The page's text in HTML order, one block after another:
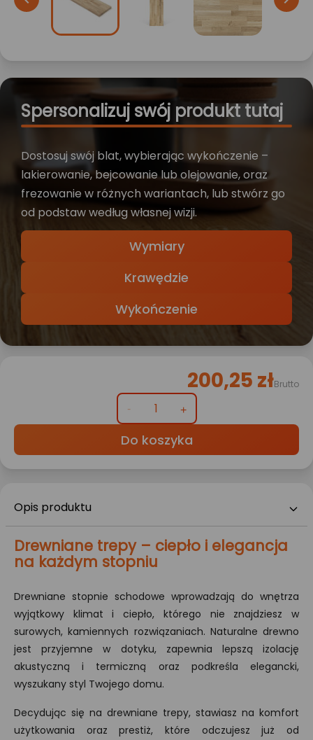
Spersonalizuj swój produkt tutaj
Dostosuj swój blat, wybierając wykończenie –
lakierowanie, bejcowanie lub olejowanie, oraz
frezowanie w różnych wariantach, lub stwórz go
od podstaw według własnej wizji.
Wymiary
Krawędzie
Wykończenie
200,25 złBrutto
Do koszyka
Opis produktu
Drewniane trepy – ciepło i elegancja
na każdym stopniu
Drewniane stopnie schodowe wprowadzają do wnętrza
wyjątkowy klimat i ciepło, którego nie znajdziesz w
surowych, kamiennych rozwiązaniach. Naturalne drewno
jest przyjemne w dotyku, zapewnia lepszą izolację
akustyczną i termiczną oraz podkreśla elegancki,
wyszukany styl Twojego domu.
Decydując się na drewniane trepy, stawiasz na komfort
użytkowania oraz prestiż, które odczujesz już od